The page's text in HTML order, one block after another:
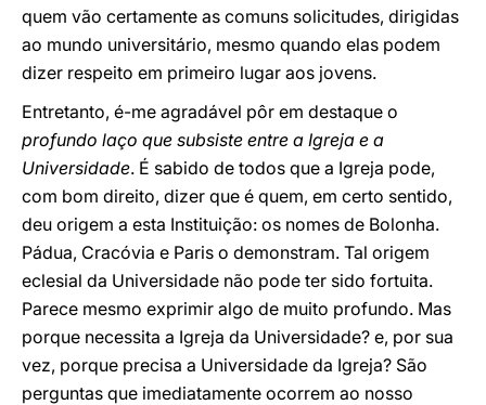
quem vão certamente as comuns solicitudes, dirigidas
ao mundo universitário, mesmo quando elas podem
dizer respeito em primeiro lugar aos jovens.
Entretanto, é-me agradável pôr em destaque o
profundo laço que subsiste entre a Igreja e a
Universidade. É sabido de todos que a Igreja pode,
com bom direito, dizer que é quem, em certo sentido,
deu origem a esta Instituição: os nomes de Bolonha.
Pádua, Cracóvia e Paris o demonstram. Tal origem
eclesial da Universidade não pode ter sido fortuita.
Parece mesmo exprimir algo de muito profundo. Mas
porque necessita a Igreja da Universidade? e, por sua
vez, porque precisa a Universidade da Igreja? São
perguntas que imediatamente ocorrem ao nosso